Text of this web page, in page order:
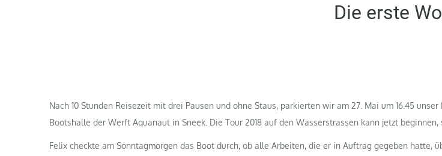
Die erste
Nach 10 Stunden Reisezeit mit drei Pausen und ohne Staus, parkierten wir am 27. Mai um 16.45 unser
Bootshalle der Werft Aquanaut in Sneek. Die Tour 2018 auf den Wasserstrassen kann jetzt beginnen,
Felix checkte am Sonntagmorgen das Boot durch, ob alle Arbeiten, die er in Auftrag gegeben hatte,